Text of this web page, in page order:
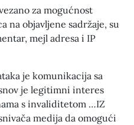
za mogućnost
na objavljene sadržaje, su
mejl adresa i IP
je komunikacija sa
je legitimni interes
s invaliditetom …IZ
medija da omogući